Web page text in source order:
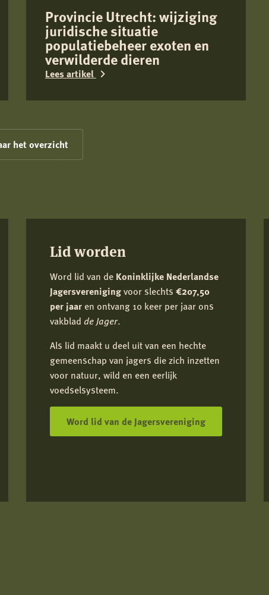
Provincie Utrecht: wijziging
juridische situatie
populatiebeheer exoten en
verwilderde dieren
Lees artikel
over
Provincie
exoten
verwilderde
dieren
het overzicht
Lid worden
Word lid van de Koninklijke Nederlandse
Jagersverenigingvoor slechts €207,50
per jaaren ontvang 10 keer per jaar ons
vakblad de Jager.
Als lid maakt u deel uit van een hechte
gemeenschap van jagers die zich inzetten
voor natuur, wild en een eerlijk
voedselsysteem.
Word lid van de Jagersvereniging